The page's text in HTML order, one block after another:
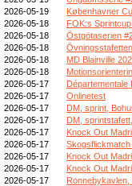
2026-05-19
Københavner
2026-05-18
FOK:s
2026-05-18
Östgötaserien
2026-05-18
Övningsstafetten
2026-05-18
MD Blainville
2026-05-18
2026-05-17
Départementale
2026-05-17
Onlinetest
2026-05-17
DM, sprint,
2026-05-17
DM,
2026-05-17
Knock Out
2026-05-17
2026-05-17
Knock Out
2026-05-17
Knock Out
2026-05-17
Ronnebykavlen,